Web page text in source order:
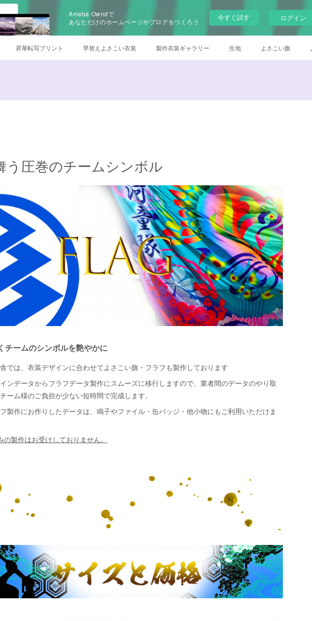
Ameba Owndで
あなただけのホームページやブログをつくろう
今すぐ試す ログイン
昇華転写プリント 早替えよさこい衣装 製作衣装ギャラリー 生地 よさこい旗
う圧巻のチームシンボル
チームのシンボルを艶やかに
では、衣装デザインに合わせてよさこい旗・フラフも製作しております
ンデータからフラフデータ製作にスムーズに移行しますので、業者間のデータのやり取
ーム様のご負担が少ない短時間で完成します。
製作にお作りしたデータは、鳴子やファイル・缶バッジ・他小物にもご利用いただけま
の製作はお受けしておりません。